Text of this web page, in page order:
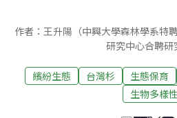
作者：王升陽（中興大學森林學系特
研究中心合聘研
繽紛生態 台灣杉 生態保育
生物多樣性